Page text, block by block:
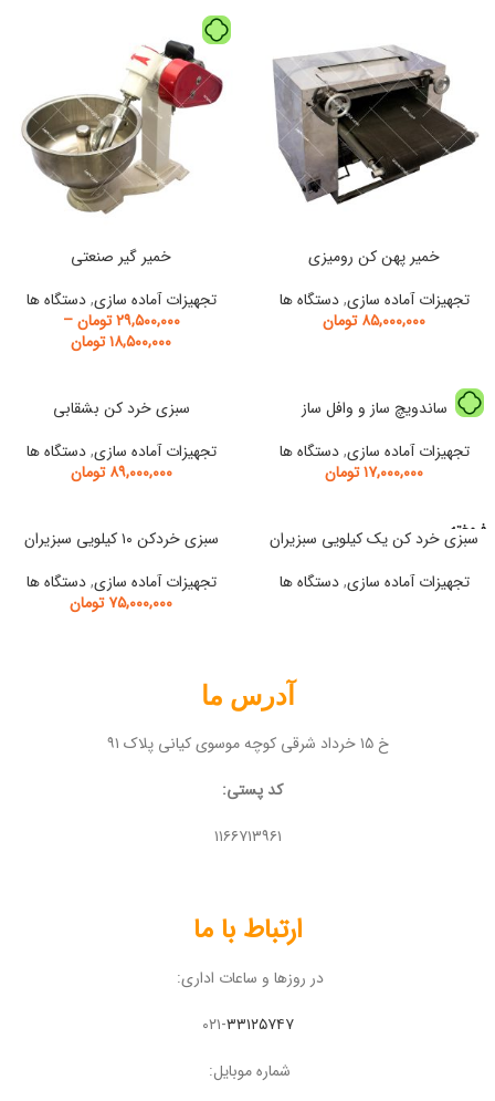
خمیر پهن کن رومیزی
تجهیزات آماده سازی, دستگاه ها
۸۵,۰۰۰,۰۰۰ تومان
خمیر گیر صنعتی
تجهیزات آماده سازی, دستگاه ها
۲۹,۵۰۰,۰۰۰ تومان –
۱۸,۵۰۰,۰۰۰تومان
ساندویچ ساز و وافل ساز
تجهیزات آماده سازی, دستگاه ها
۱۷,۰۰۰,۰۰۰تومان
سبزی خرد کن بشقابی
تجهیزات آماده سازی, دستگاه ها
۸۹,۰۰۰,۰۰۰ تومان
فروخته
شده
سبزی خرد کن یک کیلویی سبزیران
تجهیزات آماده سازی, دستگاه ها
سبزی خردکن ۱۰ کیلویی سبزیران
تجهیزات آماده سازی, دستگاه ها
۷۵,۰۰۰,۰۰۰ تومان
آدرس ما
خ ۱۵ خرداد شرقی کوچه موسوی کیانی پلاک ۹۱
کد پستی:
۱۱۶۶۷۱۳۹۶۱
ارتباط با ما
در روزها و ساعات اداری:
۰۲۱-۳۳۱۲۵۷۴۷
شماره موبایل: